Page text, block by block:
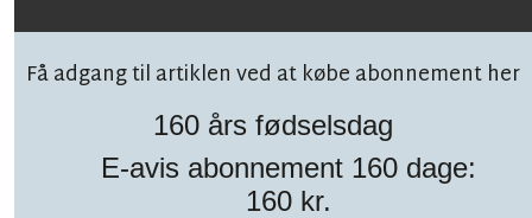
Få adgang til artiklen ved at købe abonnement her
160 års fødselsdag
E-avis abonnement 160 dage:
160 kr.
Følg debatten på facebook!